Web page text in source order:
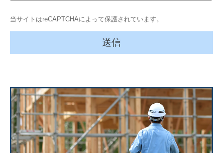
当サイトはreCAPTCHAによって保護されています。